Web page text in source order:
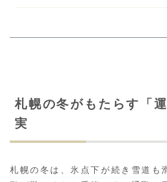
札幌の冬がもたらす「
実
札幌の冬は、氷点下が続き雪道も